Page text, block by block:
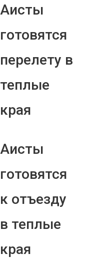
Аисты
готовятся
перелету в
теплые
края
Аисты
готовятся
к отъезду
в теплые
края